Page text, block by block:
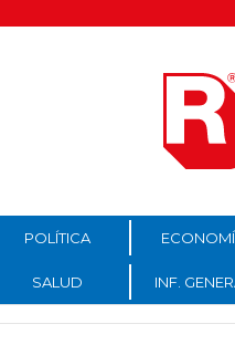
POLÍTICA
SALUD INF.